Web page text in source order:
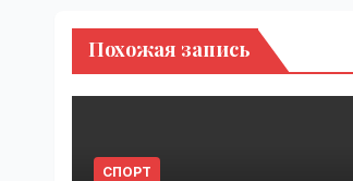
Похожая запись
СПОРТ